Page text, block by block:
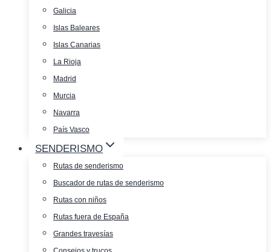
Galicia
Islas Baleares
Islas Canarias
La Rioja
Madrid
Murcia
Navarra
País Vasco
SENDERISMO
Rutas de senderismo
Buscador de rutas de senderismo
Rutas con niños
Rutas fuera de España
Grandes travesías